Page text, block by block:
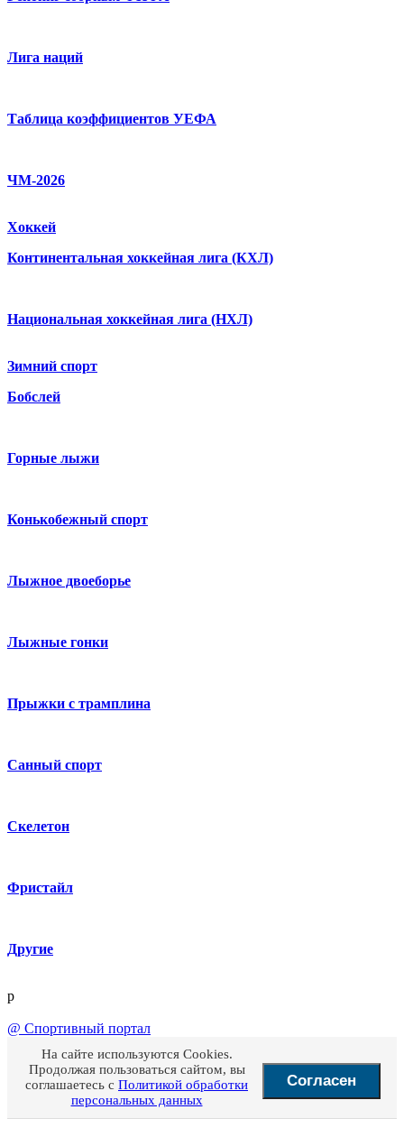
Лига наций
Таблица коэффициентов УЕФА
ЧМ-2026
Хоккей
Континентальная хоккейная лига (КХЛ)
Национальная хоккейная лига (НХЛ)
Зимний спорт
Бобслей
Горные лыжи
Конькобежный спорт
Лыжное двоеборье
Лыжные гонки
Прыжки с трамплина
Санный спорт
Скелетон
Фристайл
Другие
p
@ Спортивный портал
На сайте используются Cookies.
Продолжая пользоваться сайтом, вы
соглашаетесь с Политикой обработки
персональных данных
Согласен